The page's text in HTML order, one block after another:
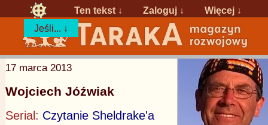
Ten tekst ↓ Zaloguj ↓
Więcej ↓
Jeśli... ↓
17 marca 2013
Wojciech Jóźwiak
Serial: Czytanie Sheldrake'a